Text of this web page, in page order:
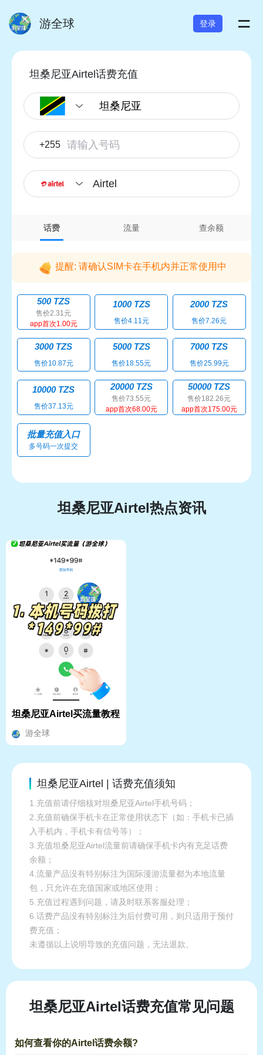
游全球 登录 =
坦桑尼亚Airtel话费充值
+255
Airtel
话费 流量 查余额
提醒: 请确认SIM卡在手机内并正常使用中
500 TZS
售价2.31元
app首次1.00元
1000 TZS
售价4.11元
2000 TZS
售价7.26元
3000 TZS
售价10.87元
5000 TZS
售价18.55元
7000 TZS
售价25.99元
10000 TZS
售价37.13元
20000 TZS
售价73.55元
app首次68.00元
50000 TZS
售价182.26元
app首次175.00元
批量充值入口
多号码一次提交
坦桑尼亚Airtel热点资讯
坦桑尼亚Airtel买流量教程
游全球
坦桑尼亚Airtel | 话费充值须知
1.充值前请仔细核对坦桑尼亚Airtel手机号码；
2.充值前确保手机卡在正常使用状态下（如：手机卡已插
入手机内，手机卡有信号等）；
3.充值坦桑尼亚Airtel流量前请确保手机卡内有充足话费
余额；
4.流量产品没有特别标注为国际漫游流量都为本地流量
包，只允许在充值国家或地区使用；
5.充值过程遇到问题，请及时联系客服处理；
6.话费产品没有特别标注为后付费可用，则只适用于预付
费充值；
未遵循以上说明导致的充值问题，无法退款。
坦桑尼亚Airtel话费充值常见问题
如何查看你的Airtel话费余额?